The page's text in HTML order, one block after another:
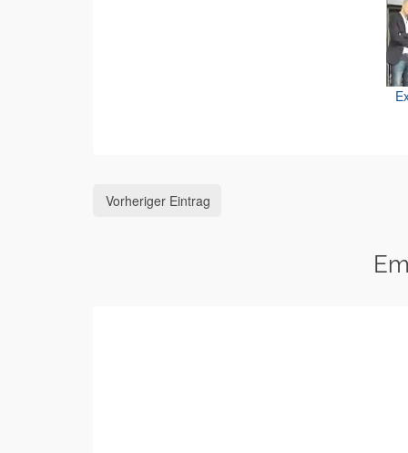
Vorheriger Eintrag